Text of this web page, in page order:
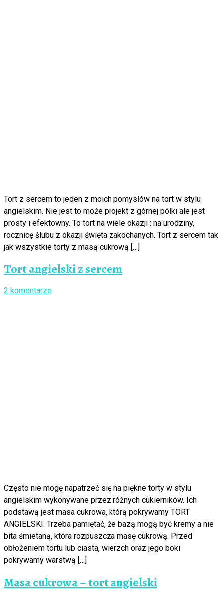
Tort z sercem to jeden z moich pomysłów na tort w stylu
angielskim. Nie jest to może projekt z górnej półki ale jest
prosty i efektowny. To tort na wiele okazji : na urodziny,
rocznicę ślubu z okazji święta zakochanych. Tort z sercem tak
jak wszystkie torty z masą cukrową […]
Tort angielski z sercem
2 komentarze
Często nie mogę napatrzeć się na piękne torty w stylu
angielskim wykonywane przez różnych cukierników. Ich
podstawą jest masa cukrowa, którą pokrywamy TORT
ANGIELSKI. Trzeba pamiętać, że bazą mogą być kremy a nie
bita śmietaną, która rozpuszcza masę cukrową. Przed
obłożeniem tortu lub ciasta, wierzch oraz jego boki
pokrywamy warstwą […]
Masa cukrowa – tort angielski